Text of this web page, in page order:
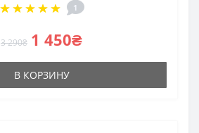
1
3 290₴ 1 450₴
В КОРЗИНУ